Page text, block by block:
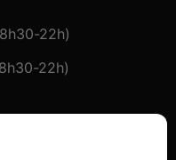
22h)
22h)
sớm nhất.